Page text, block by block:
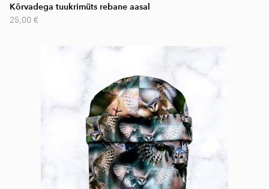
Kõrvadega tuukrimüts rebane aasal
25,00 €